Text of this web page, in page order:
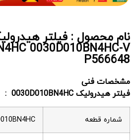
0030D010BN4HC-V
P566648
مشخصات فنی
فیلتر هیدرولیک 0030D010BN4HC
:
شماره قطعه